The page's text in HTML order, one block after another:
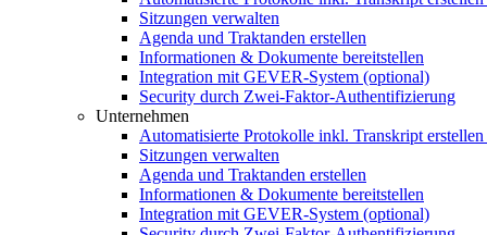
Sitzungen verwalten
Agenda und Traktanden erstellen
Informationen & Dokumente bereitstellen
Integration mit GEVER-System (optional)
Security durch Zwei-Faktor-Authentifizierung
Unternehmen
Automatisierte Protokolle inkl. Transkript erstellen
Sitzungen verwalten
Agenda und Traktanden erstellen
Informationen & Dokumente bereitstellen
Integration mit GEVER-System (optional)